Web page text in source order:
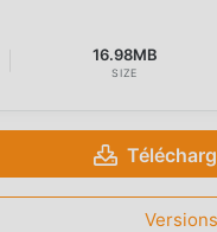
16.98MB
SIZE